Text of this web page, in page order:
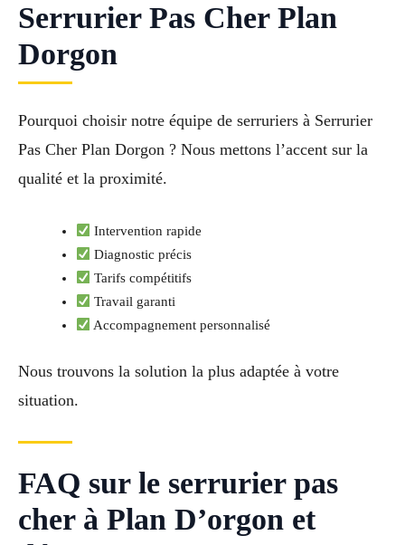
Serrurier Pas Cher Plan
Dorgon
Pourquoi choisir notre équipe de serruriers à Serrurier
Pas Cher Plan Dorgon ? Nous mettons l’accent sur la
qualité et la proximité.
Intervention rapide
Diagnostic précis
Tarifs compétitifs
Travail garanti
Accompagnement personnalisé
Nous trouvons la solution la plus adaptée à votre
situation.
FAQ sur le serrurier pas
cher à Plan D’orgon et